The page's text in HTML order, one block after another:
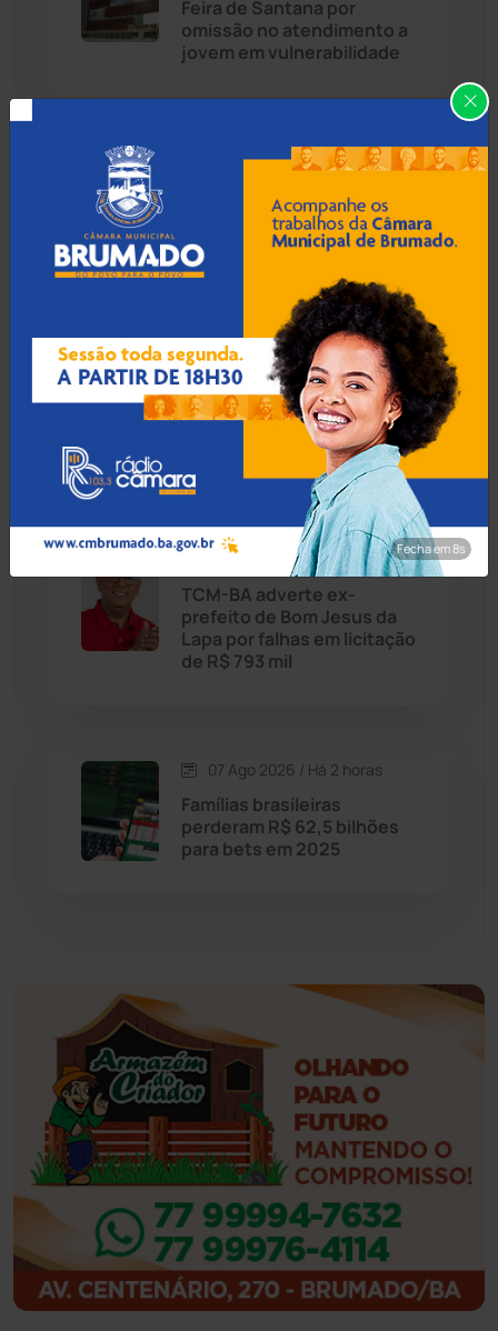
Cândido Sales (121)
Carinhanha (300)
Caturama
Chapada Diamantina
(133)
Contendas do Sincorá (79)
Cordeiros (49)
(391)
Economia (1235)
Educação (232)
Esportes
Eventos
Guanambi
Ibiassucê (167)
Ibicoara
Ibipitanga (116)
Ibitiara
Igaporã (218)
Feira de Santana por
omissão no atendimento a
jovem em vulnerabilidade
07 Ago 2026 / Há 43 min
Carinhanha: MP denuncia
quilombolas por pescar
quatro peixes para comer
na pandemia
07 Ago 2026 / Há 1 hora
Mãe e avó tiram a vida de 4
crianças em plano para
'salvá-las' de abuso
07 Ago 2026 / Há 1 hora
TCM-BA adverte ex-
prefeito de Bom Jesus da
Lapa por falhas em licitação
de R$ 793 mil
07 Ago 2026 / Há 2 horas
Famílias brasileiras
perderam R$ 62,5 bilhões
para bets em 2025
Fecha em 7s